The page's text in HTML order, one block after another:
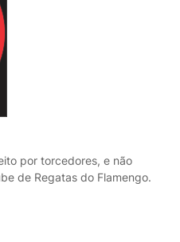
por torcedores, e não
de Regatas do Flamengo.